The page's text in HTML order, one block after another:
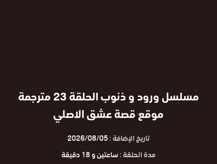
مسلسل ورود و ذنوب الحلقة 23 مترجمة
موقع قصة عشق الاصلي
تاريخ الإضافة :2026/08/05
مدة الحلقة :ساعتين و 18 دقيقة